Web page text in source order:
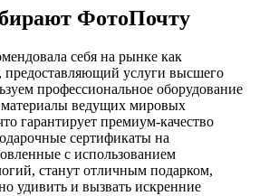
ФотоПочту
себя на рынке как
предоставляющий услуги высшего
профессиональное оборудование
материалы ведущих мировых
гарантирует премиум-качество
сертификаты на
с использованием
станут отличным подарком,
удивить и вызвать искренние